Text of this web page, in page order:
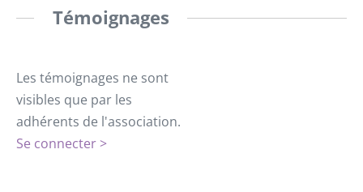
Témoignages
Les témoignages ne sont
visibles que par les
adhérents de l'association.
Se connecter >